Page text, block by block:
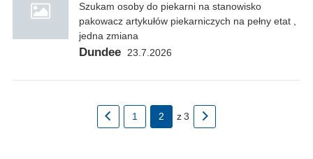
Szukam osoby do piekarni na stanowisko
pakowacz artykułów piekarniczych na pełny etat ,
jedna zmiana
Dundee 23.7.2026
1 2 z3